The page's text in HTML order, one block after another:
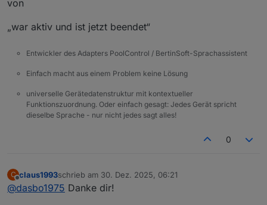
von
„war aktiv und ist jetzt beendet“
Entwickler des Adapters PoolControl / BertinSoft-Sprachassistent
Einfach macht aus einem Problem keine Lösung
universelle Gerätedatenstruktur mit kontextueller
Funktionszuordnung. Oder einfach gesagt: Jedes Gerät spricht
dieselbe Sprache - nur nicht jedes sagt alles!
0
C
Offline
claus1993schrieb am 30. Dez. 2025, 06:21
zuletzt editiert von
@dasbo1975 Danke dir!